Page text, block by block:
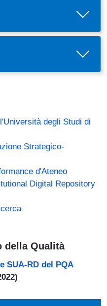
degli Studi di
Strategico-
d'Ateneo
Digital Repository
della Qualità
SUA-RD del PQA